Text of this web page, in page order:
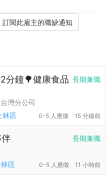
長期兼職
分鐘🌳健康食品
灣分公司
林區 0-5 人應徵 15 分鐘前
長期兼職
區 0-5 人應徵 11 小時前